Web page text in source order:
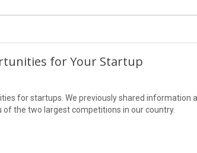
for Your Startup
for startups. We previously shared information
the two largest competitions in our country.